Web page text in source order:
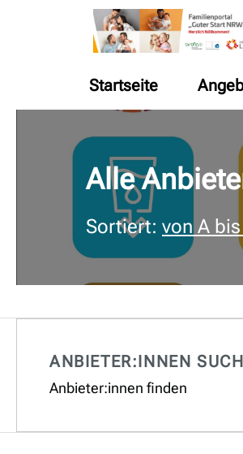
Startseite
Alle
Sortiert: von A
ANBIETER:INNEN
Anbieter:innen finden